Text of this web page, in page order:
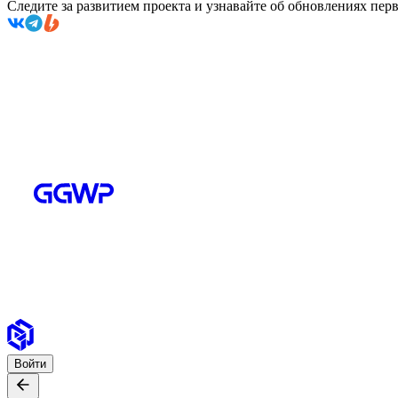
Следите за развитием проекта и узнавайте об обновлениях
Войти